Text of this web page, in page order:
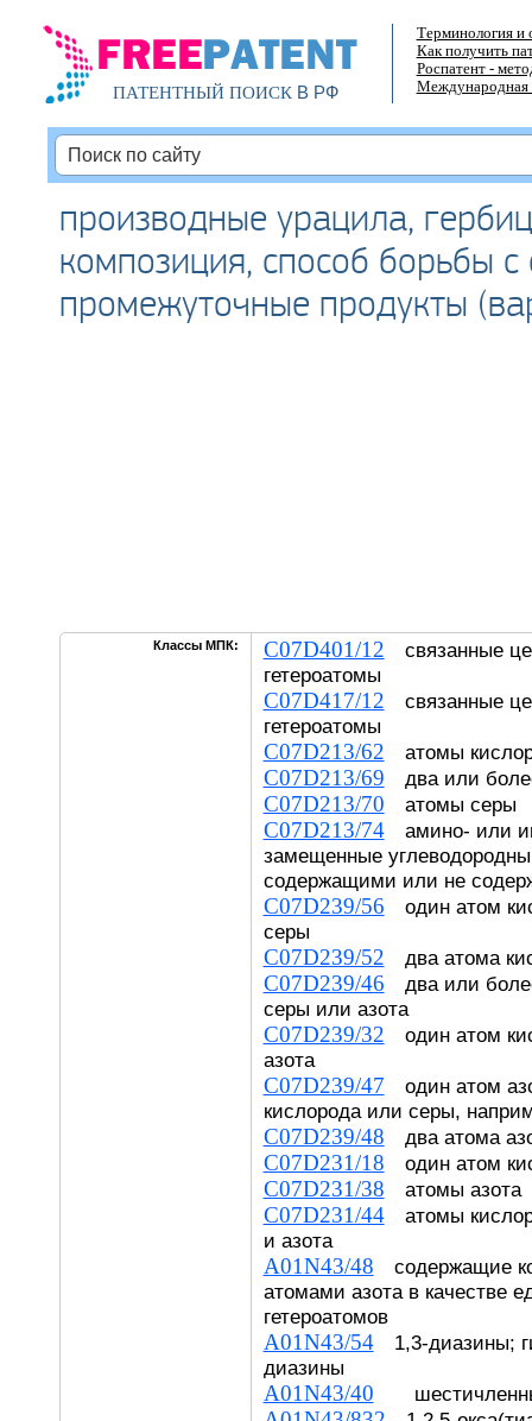
ПАТЕНТНЫЙ ПОИСКВ РФ
Терминология и
Как получить
Роспатент -
Международная
производные урацила,
композиция, способ борьбы
промежуточные продукты
Классы МПК: C07D401/12 связанные
гетероатомы
C07D417/12 связанные
гетероатомы
C07D213/62 атомы
C07D213/69 два или
C07D213/70 атомы серы
C07D213/74амино- или
замещенные
содержащими или не
C07D239/56 один атом
серы
C07D239/52 два атома
C07D239/46 два или
серы или азота
C07D239/32 один атом
азота
C07D239/47 один атом
кислорода или серы,
C07D239/48 два атома
C07D231/18 один атом
C07D231/38 атомы азота
C07D231/44атомы
и азота
A01N43/48 содержащие
атомами азота в качестве
гетероатомов
A01N43/541,3-диазины;
диазины
A01N43/40